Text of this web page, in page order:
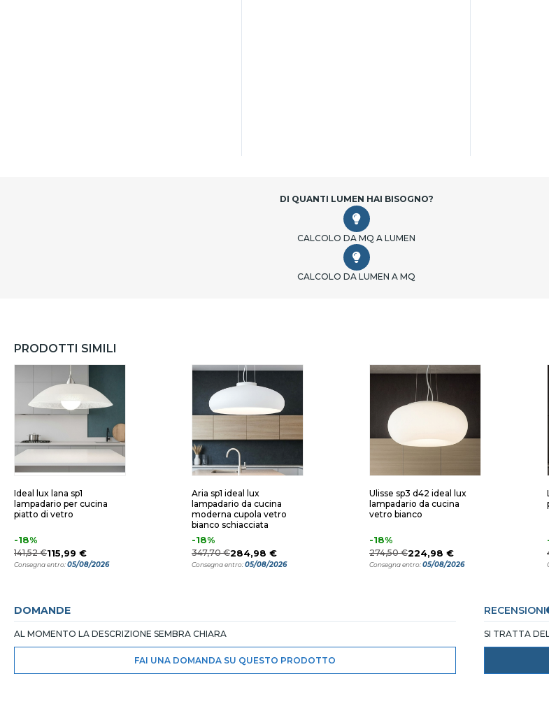
DI QUANTI LUMEN HAI BISOGNO?
CALCOLO DA MQ A LUMEN
CALCOLO DA LUMEN A MQ
PRODOTTI SIMILI
Ideal lux lana sp1
lampadario per cucina
piatto di vetro
-18%
141,52 €115,99 €
Consegna entro:05/08/2026
Aria sp1 ideal lux
lampadario da cucina
moderna cupola vetro
bianco schiacciata
-18%
347,70 €284,98 €
Consegna entro:05/08/2026
Ulisse sp3 d42 ideal lux
lampadario da cucina
vetro bianco
-18%
274,50 €224,98 €
Consegna entro:05/08/2026
DOMANDE
AL MOMENTO LA DESCRIZIONE SEMBRA CHIARA
FAI UNA DOMANDA SU QUESTO PRODOTTO
RECENSIONI
SI TRATTA